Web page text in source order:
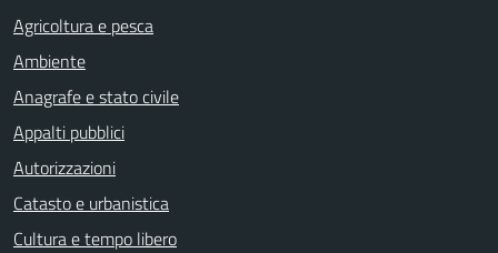
Agricoltura e pesca
Ambiente
Anagrafe e stato civile
Appalti pubblici
Autorizzazioni
Catasto e urbanistica
Cultura e tempo libero